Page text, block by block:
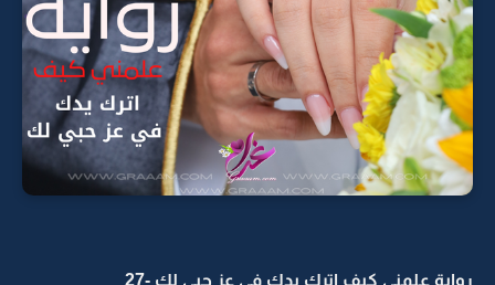
رواية علمني كيف اترك يدك في عز حبي لك -27